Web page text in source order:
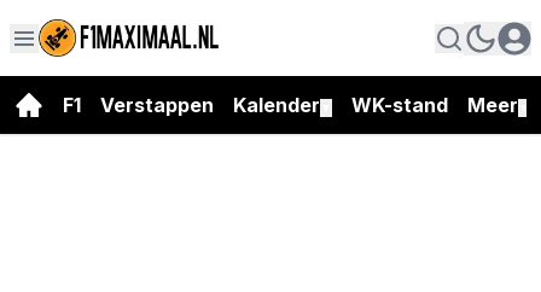
F1 Verstappen Kalender WK-stand Meer